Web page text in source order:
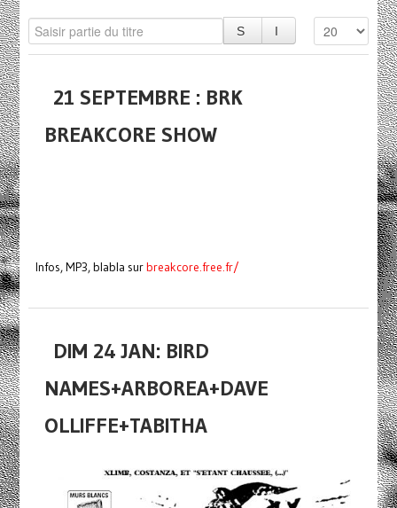
21 SEPTEMBRE : BRK
BREAKCORE SHOW
Infos, MP3, blabla surbreakcore.free.fr/
DIM 24 JAN: BIRD
NAMES+ARBOREA+DAVE
OLLIFFE+TABITHA